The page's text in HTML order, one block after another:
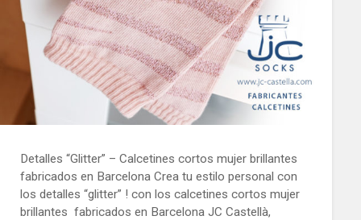
Detalles “Glitter” – Calcetines cortos mujer brillantes
fabricados en Barcelona Crea tu estilo personal con
los detalles “glitter” ! con los calcetines cortos mujer
brillantes fabricados en Barcelona JC Castellà,